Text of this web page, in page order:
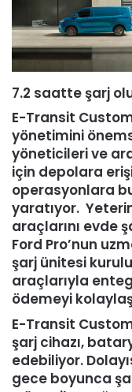
7.2 saatte şarj
E-Transit
yönetimini
yöneticileri ve
için depolara
operasyonlara
yaratıyor.
araçlarını evde
Ford Pro’nun
şarj ünitesi
araçlarıyla
ödemeyi
E-Transit
şarj cihazı,
edebiliyor.
gece boyunca